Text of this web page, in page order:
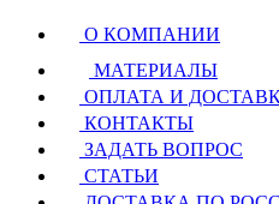
О КОМПАНИИ
МАТЕРИАЛЫ
ОПЛАТА И
КОНТАКТЫ
ЗАДАТЬ ВОПРОС
СТАТЬИ